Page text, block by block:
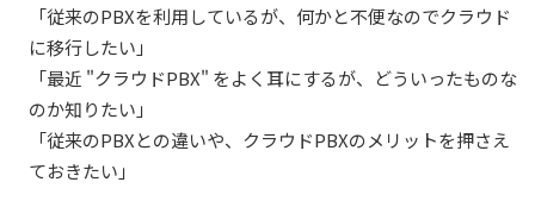
「従来のPBXを利用しているが、何かと不便なのでクラウド
に移行したい」
「最近 "クラウドPBX" をよく耳にするが、どういったものな
のか知りたい」
「従来のPBXとの違いや、クラウドPBXのメリットを押さえ
ておきたい」